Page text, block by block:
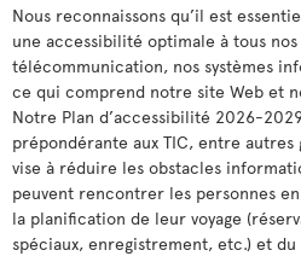
Nous reconnaissons qu’il est
une accessibilité optimale à tous nos
télécommunication, nos systèmes
ce qui comprend notre site Web et
Notre Plan d’accessibilité 2026-
prépondérante aux TIC, entre
vise à réduire les obstacles
peuvent rencontrer les personnes
la planification de leur voyage
spéciaux, enregistrement, etc.) et